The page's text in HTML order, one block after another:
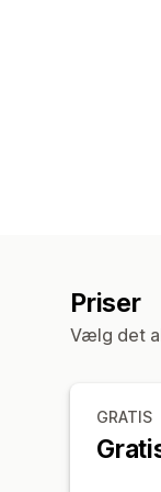
Priser
Vælg det
GRATIS